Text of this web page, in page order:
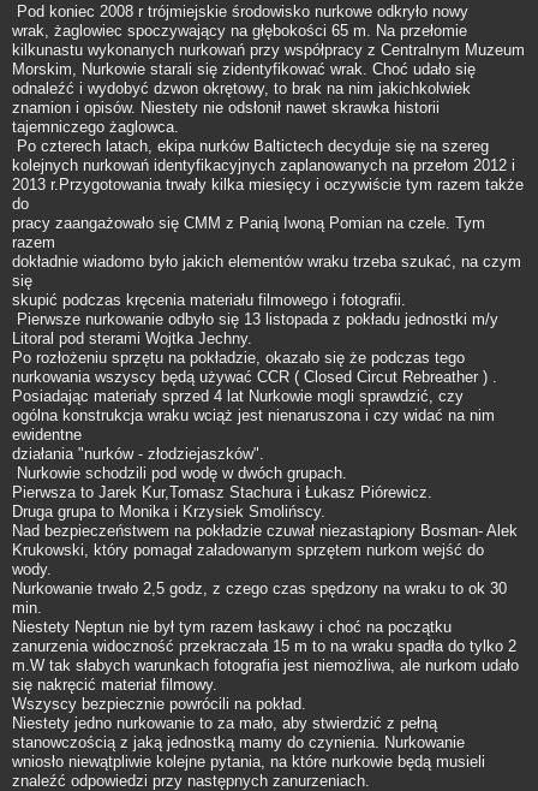
Pod koniec 2008 r trójmiejskie środowisko nurkowe odkryło nowy
wrak, żaglowiec spoczywający na głębokości 65 m. Na przełomie
kilkunastu wykonanych nurkowań przy współpracy z Centralnym Muzeum
Morskim, Nurkowie starali się zidentyfikować wrak. Choć udało się
odnaleźć i wydobyć dzwon okrętowy, to brak na nim jakichkolwiek
znamion i opisów. Niestety nie odsłonił nawet skrawka historii
tajemniczego żaglowca.
Po czterech latach, ekipa nurków Baltictech decyduje się na szereg
kolejnych nurkowań identyfikacyjnych zaplanowanych na przełom 2012 i
2013 r.Przygotowania trwały kilka miesięcy i oczywiście tym razem także
do
pracy zaangażowało się CMM z Panią Iwoną Pomian na czele. Tym
razem
dokładnie wiadomo było jakich elementów wraku trzeba szukać, na czym
się
skupić podczas kręcenia materiału filmowego i fotografii.
Pierwsze nurkowanie odbyło się 13 listopada z pokładu jednostki m/y
Litoral pod sterami Wojtka Jechny.
Po rozłożeniu sprzętu na pokładzie, okazało się że podczas tego
nurkowania wszyscy będą używać CCR ( Closed Circut Rebreather ) .
Posiadając materiały sprzed 4 lat Nurkowie mogli sprawdzić, czy
ogólna konstrukcja wraku wciąż jest nienaruszona i czy widać na nim
ewidentne
działania "nurków - złodziejaszków".
Nurkowie schodzili pod wodę w dwóch grupach.
Pierwsza to Jarek Kur,Tomasz Stachura i Łukasz Piórewicz.
Druga grupa to Monika i Krzysiek Smolińscy.
Nad bezpieczeństwem na pokładzie czuwał niezastąpiony Bosman- Alek
Krukowski, który pomagał załadowanym sprzętem nurkom wejść do
wody.
Nurkowanie trwało 2,5 godz, z czego czas spędzony na wraku to ok 30
min.
Niestety Neptun nie był tym razem łaskawy i choć na początku
zanurzenia widoczność przekraczała 15 m to na wraku spadła do tylko 2
m.W tak słabych warunkach fotografia jest niemożliwa, ale nurkom udało
się nakręcić materiał filmowy.
Wszyscy bezpiecznie powrócili na pokład.
Niestety jedno nurkowanie to za mało, aby stwierdzić z pełną
stanowczością z jaką jednostką mamy do czynienia. Nurkowanie
wniosło niewątpliwie kolejne pytania, na które nurkowie będą musieli
znaleźć odpowiedzi przy następnych zanurzeniach.